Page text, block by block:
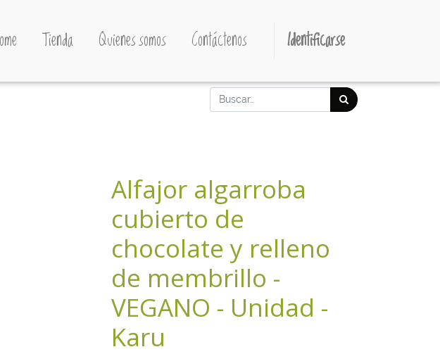
Tienda Quienes somos Contáctenos Identificarse
Alfajor algarroba
cubierto de
chocolate y relleno
de membrillo -
VEGANO - Unidad -
Karu